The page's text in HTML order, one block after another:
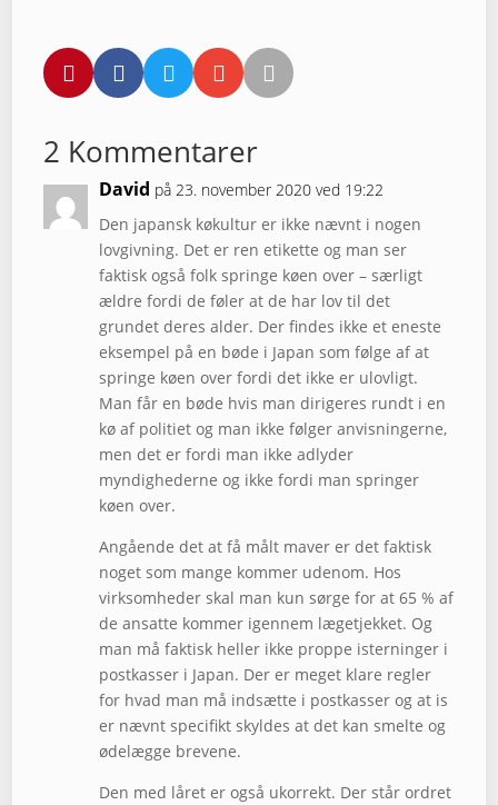
    
2 Kommentarer
David på 23. november 2020 ved 19:22
Den japansk køkultur er ikke nævnt i nogen
lovgivning. Det er ren etikette og man ser
faktisk også folk springe køen over – særligt
ældre fordi de føler at de har lov til det
grundet deres alder. Der findes ikke et eneste
eksempel på en bøde i Japan som følge af at
springe køen over fordi det ikke er ulovligt.
Man får en bøde hvis man dirigeres rundt i en
kø af politiet og man ikke følger anvisningerne,
men det er fordi man ikke adlyder
myndighederne og ikke fordi man springer
køen over.
Angående det at få målt maver er det faktisk
noget som mange kommer udenom. Hos
virksomheder skal man kun sørge for at 65 % af
de ansatte kommer igennem lægetjekket. Og
man må faktisk heller ikke proppe isterninger i
postkasser i Japan. Der er meget klare regler
for hvad man må indsætte i postkasser og at is
er nævnt specifikt skyldes at det kan smelte og
ødelægge brevene.
Den med låret er også ukorrekt. Der står ordret